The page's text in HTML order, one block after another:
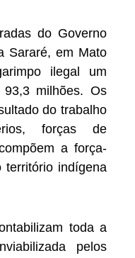
do Governo
Sararé, em Mato
ilegal um
milhões. Os
do trabalho
forças de
a força-
indígena
toda a
pelos